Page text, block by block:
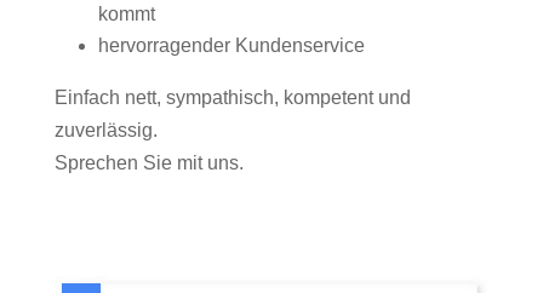
kommt
hervorragender Kundenservice
Einfach nett, sympathisch, kompetent und
zuverlässig.
Sprechen Sie mit uns.